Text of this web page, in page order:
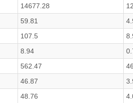
14677.28
59.81
107.5
8.94
562.47
46.87
48.76